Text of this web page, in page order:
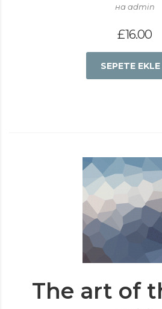
на admin
£16.00
SEPETE EKLE
The art of